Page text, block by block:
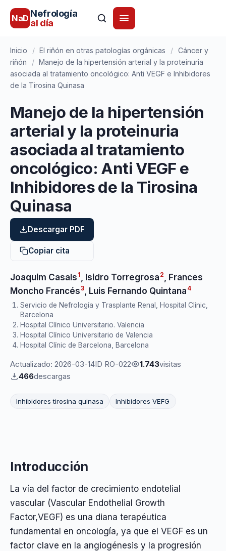
NaD Nefrología
al día
Inicio / El riñón en otras patologías orgánicas / Cáncer y
riñón
/ Manejo de la hipertensión arterial y la proteinuria
asociada al tratamiento oncológico: Anti VEGF e Inhibidores
de la Tirosina Quinasa
Manejo de la hipertensión
arterial y la proteinuria
asociada al tratamiento
oncológico: Anti VEGF e
Inhibidores de la Tirosina
Quinasa
Descargar PDF
Copiar cita
Joaquim Casals 1 Isidro Torregrosa 2
Frances
Moncho Francés3 Luis Fernando Quintana 4
Servicio de Nefrología y Trasplante Renal, Hospital Clínic,
Barcelona
Hospital Clínico Universitario. Valencia
Hospital Clínico Universitario de Valencia
Hospital Clínic de Barcelona, Barcelona
Actualizado: 2026-03-14ID RO-022 1.743visitas
466descargas
Inhibidores tirosina quinasa Inhibidores VEFG
Introducción
La vía del factor de crecimiento endotelial
vascular (Vascular Endothelial Growth
Factor,VEGF) es una diana terapéutica
fundamental en oncología, ya que el VEGF es un
factor clave en la angiogénesis y la progresión